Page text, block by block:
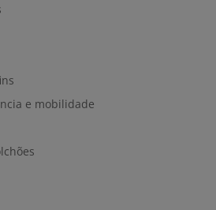
e mobilidade